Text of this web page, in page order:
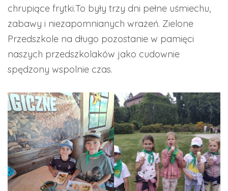
chrupiące frytki.To były trzy dni pełne uśmiechu,
zabawy i niezapomnianych wrażeń. Zielone
Przedszkole na długo pozostanie w pamięci
naszych przedszkolaków jako cudownie
spędzony wspolnie czas.